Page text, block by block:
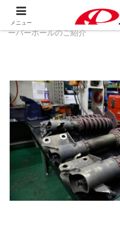
製品情報
ーバーホールのご紹介
メニュー